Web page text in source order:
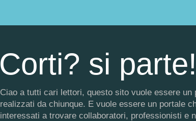
Corti? si parte!
Ciao a tutti cari lettori, questo sito vuole essere
realizzati da chiunque. E vuole essere un portale
interessati a trovare collaboratori, professionisti e